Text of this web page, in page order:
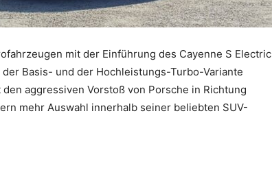
mit der Einführung des Cayenne S Electric
Basis- und der Hochleistungs-Turbo-Variante
aggressiven Vorstoß von Porsche in Richtung
mehr Auswahl innerhalb seiner beliebten SUV-